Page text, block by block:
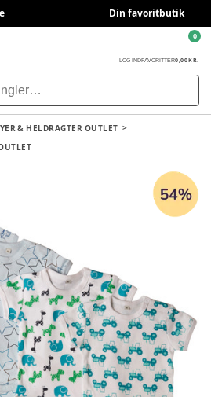
Din favoritbutik
LOG INDFAVORITTER0,00 KR.
0
& HELDRAGTER OUTLET